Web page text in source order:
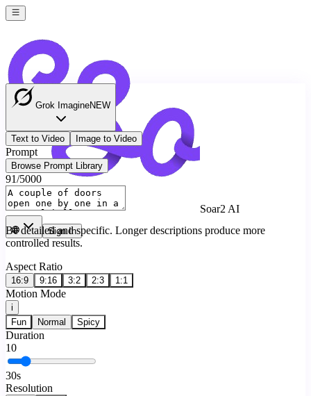
Soar2 AI
Sign In
Grok ImagineNEW
Text to Video Image to Video
Prompt
Browse Prompt Library
91/5000
Be detailed and specific. Longer descriptions produce more
controlled results.
Aspect Ratio
16:9 9:16 3:2 2:3 1:1
Motion Mode
i
Fun
Normal Spicy
Duration
10
30s
Resolution